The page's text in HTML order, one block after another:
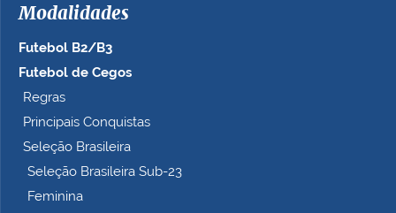
p
e
…
Modalidades
Futebol B2/B3
Futebol de Cegos
Regras
Principais Conquistas
Seleção Brasileira
Seleção Brasileira Sub-23
Feminina